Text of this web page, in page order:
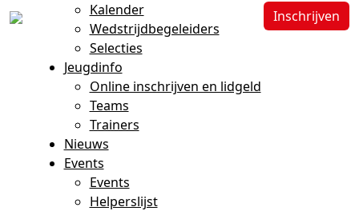
Kalender
Wedstrijdbegeleiders
Selecties
Jeugdinfo
Online inschrijven en lidgeld
Teams
Trainers
Nieuws
Events
Events
Helperslijst
Inschrijven